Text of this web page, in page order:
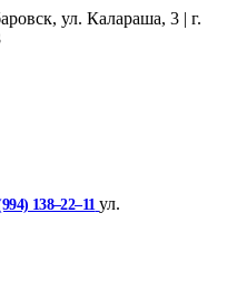
ул. Калараша, 3 | г.
138‒22‒11 ул. ​